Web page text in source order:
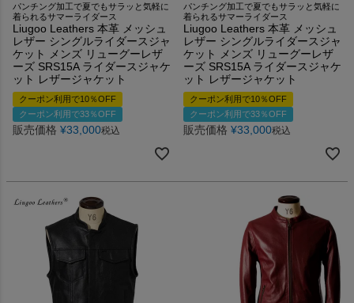
パンチング加工で夏でもサラッと気軽に
着られるサマーライダース
Liugoo Leathers 本革 メッシュ
レザー シングルライダースジャ
ケット メンズ リューグーレザ
ーズ SRS15A ライダースジャケ
ット レザージャケット
クーポン利用で10％OFF
クーポン利用で33％OFF
販売価格 ¥33,000税込
パンチング加工で夏でもサラッと気軽に
着られるサマーライダース
Liugoo Leathers 本革 メッシュ
レザー シングルライダースジャ
ケット メンズ リューグーレザ
ーズ SRS15A ライダースジャケ
ット レザージャケット
クーポン利用で10％OFF
クーポン利用で33％OFF
販売価格 ¥33,000税込